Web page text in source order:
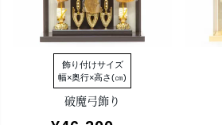
飾り付けサイズ
幅×奥行×高さ(㎝)
破魔弓飾り